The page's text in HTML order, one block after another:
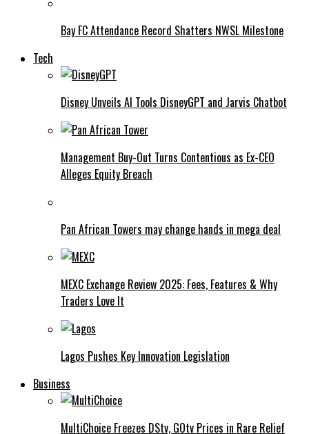
Bay FC Attendance Record Shatters NWSL Milestone
Tech
Disney Unveils AI Tools DisneyGPT and Jarvis Chatbot
Management Buy-Out Turns Contentious as Ex-CEO
Alleges Equity Breach
Pan African Towers may change hands in mega deal
MEXC Exchange Review 2025: Fees, Features & Why
Traders Love It
Lagos Pushes Key Innovation Legislation
Business
MultiChoice Freezes DStv, GOtv Prices in Rare Relief